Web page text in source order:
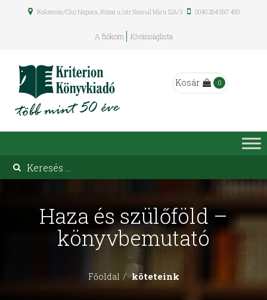
Kolozsvár/Cluj Napoca, Rózsa u./str. Samuil Micu 12A/3 0040 264 597 450
A fiókom Kívánságlista
Kosár 0
Haza és szülőföld –
könyvbemutató
Főoldal köteteink